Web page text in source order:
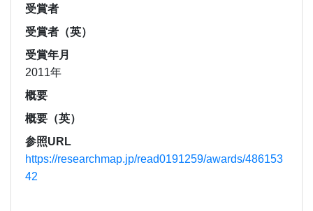
受賞者
受賞者（英）
受賞年月
2011年
概要
概要（英）
参照URL
https://researchmap.jp/read0191259/awards/486153
42